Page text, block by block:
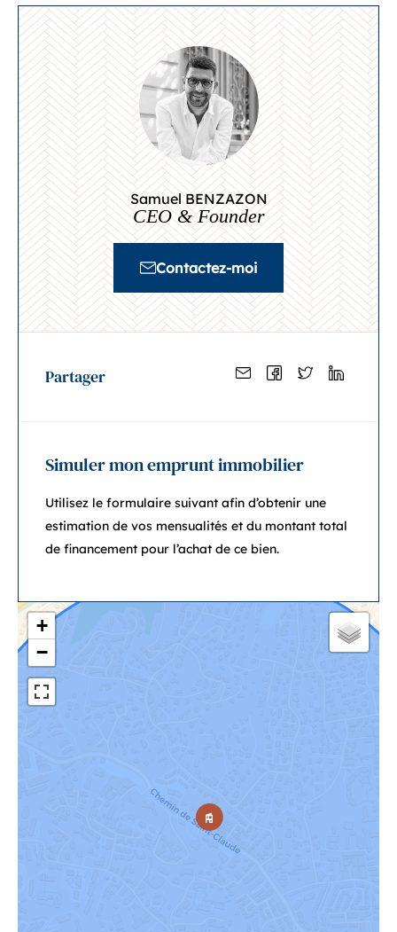
Samuel BENZAZON
CEO & Founder
Contactez-moi
Partager
Simuler mon emprunt immobilier
Utilisez le formulaire suivant afin d’obtenir une
estimation de vos mensualités et du montant total
de financement pour l’achat de ce bien.
+
−